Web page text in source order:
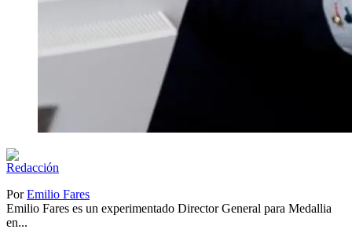
PorEmilio Fares
Emilio Fares es un experimentado Director General para Medallia
en...